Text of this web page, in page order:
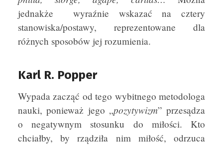
jednakże wyraźnie wskazać na cztery
stanowiska/postawy, reprezentowane dla
różnych sposobów jej rozumienia.
Karl R. Popper
Wypada zacząć od tego wybitnego metodologa
nauki, ponieważ jego „pozytywizm” przesądza
o negatywnym stosunku do miłości. Kto
chciałby, by rządziła nim miłość, odrzuca